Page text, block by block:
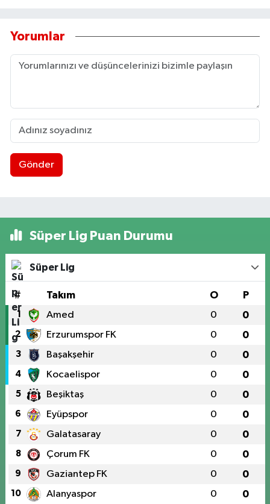
Yorumlar
Gönder
Süper Lig Puan Durumu
Süper Lig
# Takım O P
1 Amed 0 0
2 Erzurumspor FK 0 0
3 Başakşehir 0 0
4 Kocaelispor 0 0
5 Beşiktaş 0 0
6 Eyüpspor 0 0
7 Galatasaray 0 0
8 Çorum FK 0 0
9 Gaziantep FK 0 0
10 Alanyaspor 0 0